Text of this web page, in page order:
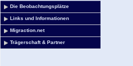
Die Beobachtungsplätze
Links und Informationen
Migraction.net
Trägerschaft & Partner